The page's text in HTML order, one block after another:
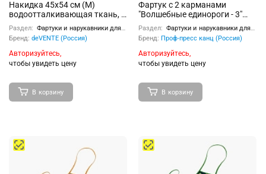
Накидка 45x54 см (M)
водоотталкивающая ткань, 3
кармана, однотонная
бирюзовая
Раздел: Фартуки и нарукавники для труда
Бренд: deVENTE (Россия)
Авторизуйтесь,
чтобы увидеть цену
В корзину
Фартук с 2 карманами
"Волшебные единороги - 3"
390х490 мм
Раздел: Фартуки и нарукавники для труда
Бренд: Проф-пресс канц (Россия)
Авторизуйтесь,
чтобы увидеть цену
В корзину